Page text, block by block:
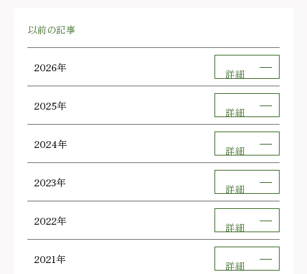
以前の記事
2026年 詳細
2025年 詳細
2024年 詳細
2023年 詳細
2022年 詳細
2021年 詳細